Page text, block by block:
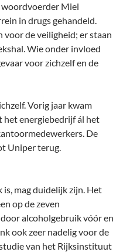
woordvoerder Miel
in drugs gehandeld.
de veiligheid; er staan
Wie onder invloed
voor zichzelf en de
Vorig jaar kwam
het energiebedrijf ál het
De
Uniper terug.
mag duidelijk zijn. Het
op de zeven
alcoholgebruik vóór en
ook zeer nadelig voor de
van het Rijksinstituut